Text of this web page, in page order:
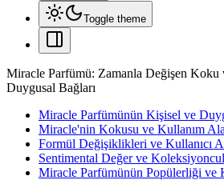
Toggle theme
Miracle Parfümü: Zamanla Değişen Koku
Duygusal Bağları
Miracle Parfümünün Kişisel ve
Miracle'nin Kokusu ve Kullanım
Formül Değişiklikleri ve Kullanıcı
Sentimental Değer ve
Miracle Parfümünün Popülerliği ve